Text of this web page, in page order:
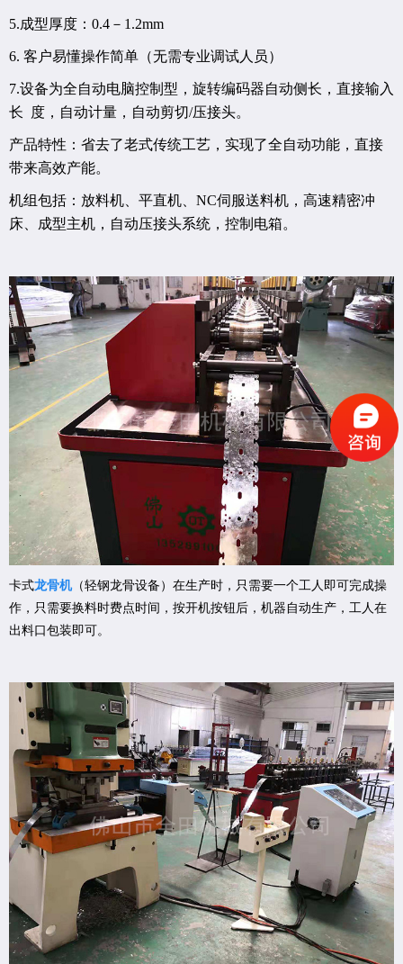
5.成型厚度：0.4－1.2mm
6. 客户易懂操作简单（无需专业调试人员）
7.设备为全自动电脑控制型，旋转编码器自动侧长，直接输入
长 度，自动计量，自动剪切/压接头。
产品特性：省去了老式传统工艺，实现了全自动功能，直接
带来高效产能。
机组包括：放料机、平直机、NC伺服送料机，高速精密冲
床、成型主机，自动压接头系统，控制电箱。
卡式龙骨机（轻钢龙骨设备）在生产时，只需要一个工人即可完成操
作，只需要换料时费点时间，按开机按钮后，机器自动生产，工人在
出料口包装即可。